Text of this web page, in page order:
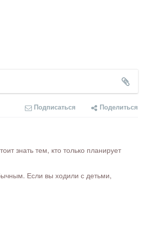
Подписаться Поделиться
знать тем, кто только планирует
Если вы ходили с детьми,